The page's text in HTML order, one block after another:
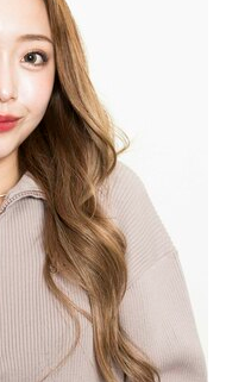
ーティン
代の土台
美しさの哲学
るということ
という選択
用品
ネクストステージ